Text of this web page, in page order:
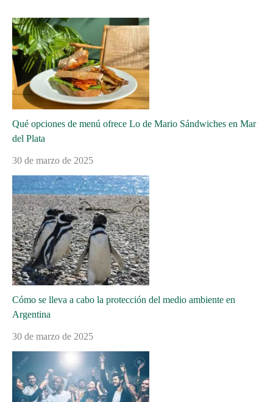
Qué opciones de menú ofrece Lo de Mario Sándwiches en Mar
del Plata
30 de marzo de 2025
Cómo se lleva a cabo la protección del medio ambiente en
Argentina
30 de marzo de 2025